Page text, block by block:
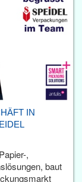
IN
,
baut